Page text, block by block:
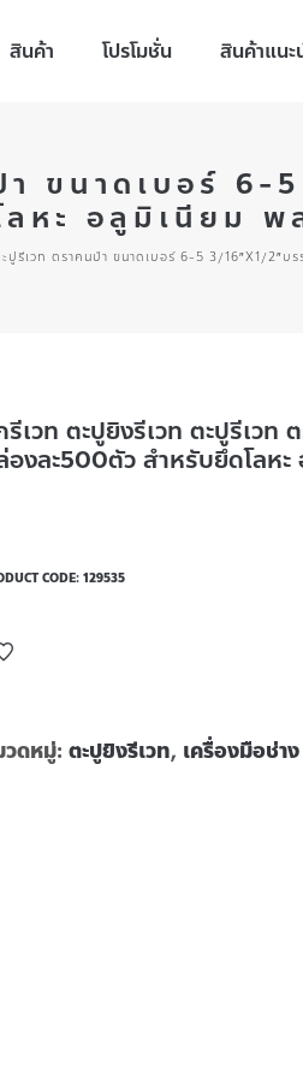
สินค้า โปรโมชั่น สินค้าแนะ
ขนาดเบอร์ 6-
หะ อลูมิเนียม พ
ปูรีเวท ตราคนป่า ขนาดเบอร์ 6-5 3/16″X1/2″บ
เวท ตะปูยิงรีเวท ตะปูรีเว
องละ500ตัว สำหรับยึดโลห
CODE: 129535
ดหมู่: ตะปูยิงรีเวท, เครื่องมือช่า